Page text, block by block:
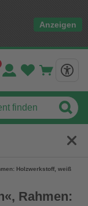
Anzeigen
Holzwerkstoff, weiß
Rahmen: